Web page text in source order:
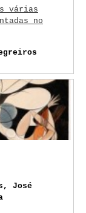
várias
no
José